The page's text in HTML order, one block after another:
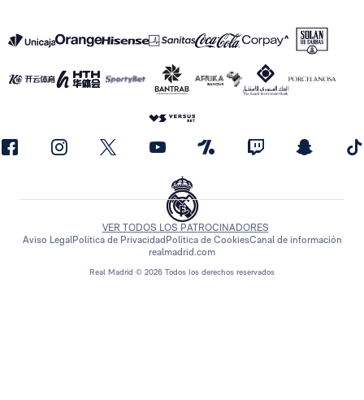
Real Madrid © 2026 Todos los derechos reservados
VER TODOS LOS PATROCINADORES
Aviso LegalPolítica de Privacidad Política de CookiesCanal de información
realmadrid.com